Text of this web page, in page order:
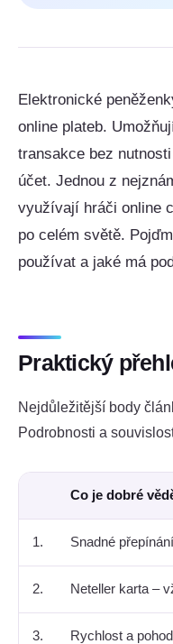
Elektronické
online plateb.
transakce bez
účet. Jednou z
využívají hráči online
po celém světě.
používat a jaké má
Praktický
Nejdůležitější body
Podrobnosti a
Co je dobré
1. Snadné
2. Neteller karta –
3. Rychlost a